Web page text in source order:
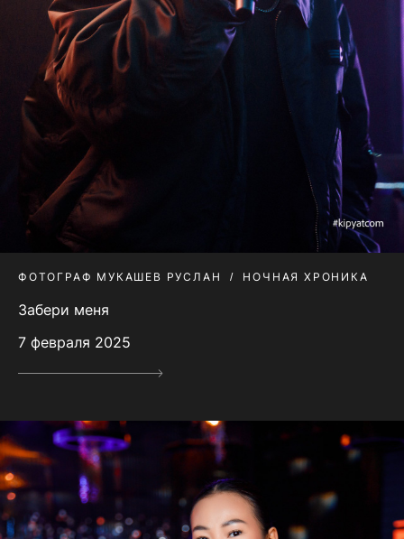
ФОТОГРАФ МУКАШЕВ РУСЛАН НОЧНАЯ ХРОНИКА
Забери меня
7 февраля 2025